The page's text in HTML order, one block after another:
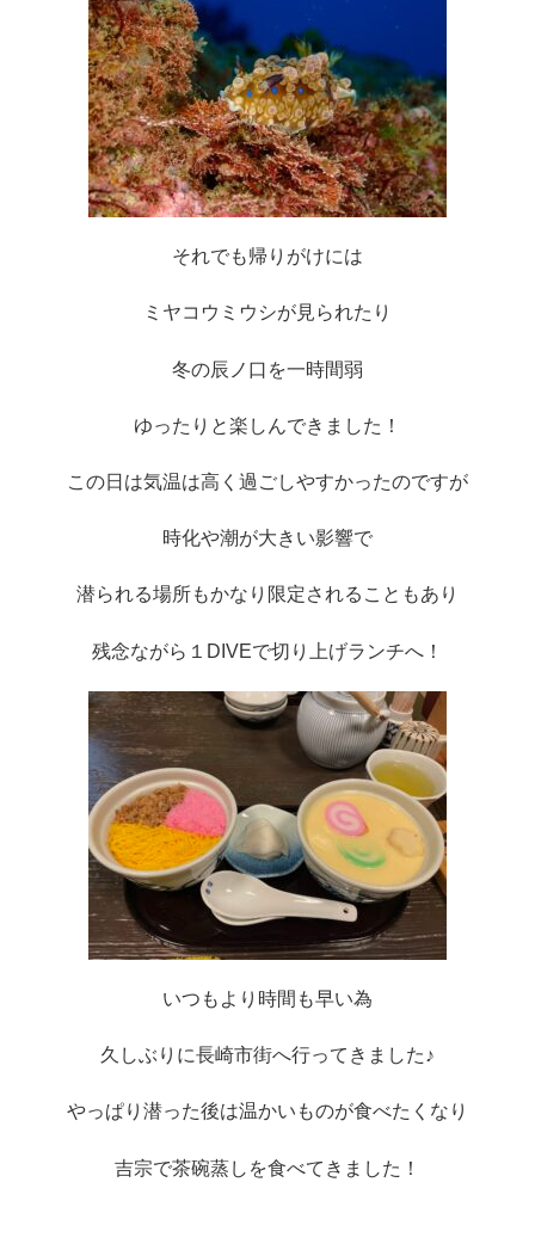
それでも帰りがけには
ミヤコウミウシが見られたり
冬の辰ノ口を一時間弱
ゆったりと楽しんできました！
この日は気温は高く過ごしやすかったのですが
時化や潮が大きい影響で
潜られる場所もかなり限定されることもあり
残念ながら１DIVEで切り上げランチへ！
いつもより時間も早い為
久しぶりに長崎市街へ行ってきました♪
やっぱり潜った後は温かいものが食べたくなり
吉宗で茶碗蒸しを食べてきました！